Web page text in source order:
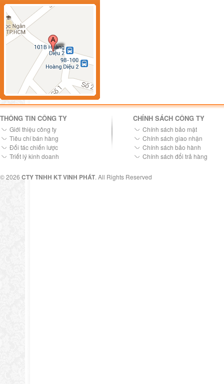
THÔNG TIN CÔNG TY
Giới thiệu công ty
Tiêu chí bán hàng
Đối tác chiến lược
Triết lý kinh doanh
CHÍNH SÁCH CÔNG TY
Chính sách bảo mật
Chính sách giao nhận
Chính sách bảo hành
Chính sách đổi trả hàng
© 2026 CTY TNHH KT VINH PHÁT. All Rights Reserved